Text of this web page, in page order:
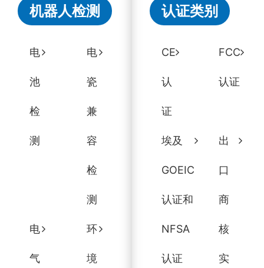
机器人检测
电
池
检
测
电
瓷
兼
容
检
测
电
气
环
境
认证类别
CE
认
证
FCC
认证
埃及
GOEIC
认证和
NFSA
认证
出
口
商
核
实